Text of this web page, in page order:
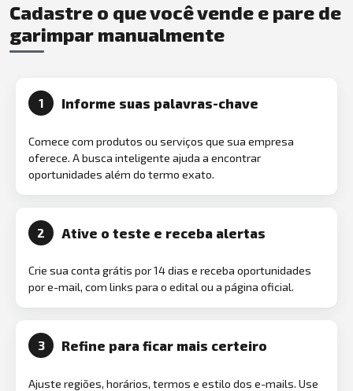
Cadastre o que você vende e pare de
garimpar manualmente
1 Informe suas palavras-chave
Comece com produtos ou serviços que sua empresa
oferece. A busca inteligente ajuda a encontrar
oportunidades além do termo exato.
2 Ative o teste e receba alertas
Crie sua conta grátis por 14 dias e receba oportunidades
por e-mail, com links para o edital ou a página oficial.
3 Refine para ficar mais certeiro
Ajuste regiões, horários, termos e estilo dos e-mails. Use